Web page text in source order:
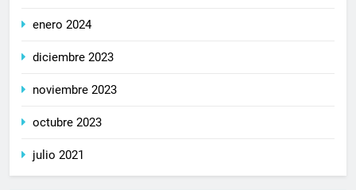
enero 2024
diciembre 2023
noviembre 2023
octubre 2023
julio 2021